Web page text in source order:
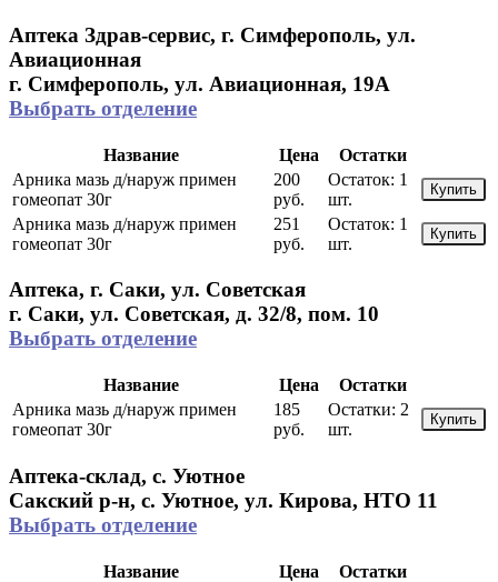
Аптека Здрав-сервис, г. Симферополь, ул.
Авиационная
г. Симферополь, ул. Авиационная, 19А
Выбрать отделение
Название Цена
Остатки
Арника мазь д/наруж примен
гомеопат 30г
200
руб.
Остаток: 1
шт.
Купить
Арника мазь д/наруж примен
гомеопат 30г
251
руб.
Остаток: 1
шт.
Купить
Аптека, г. Саки, ул. Советская
г. Саки, ул. Советская, д. 32/8, пом. 10
Выбрать отделение
Название Цена
Остатки
Арника мазь д/наруж примен
гомеопат 30г
185
руб.
Остатки: 2
шт.
Купить
Аптека-склад, с. Уютное
Сакский р-н, с. Уютное, ул. Кирова, НТО 11
Выбрать отделение
Название Цена
Остатки